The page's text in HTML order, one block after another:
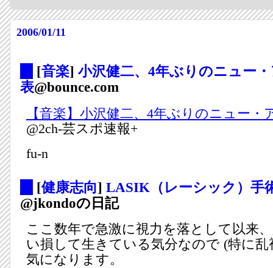
2006/01/11
[音楽]小沢健二、4年ぶりのニュー
表@bounce.com
【音楽】小沢健二、4年ぶりのニュー・
@2ch-芸スポ速報+
fu-n
[健康志向]LASIK（レーシック）手
@jkondoの日記
ここ数年で急激に視力を落として以来
い損して生きている気分なので (特に乱
気になります。